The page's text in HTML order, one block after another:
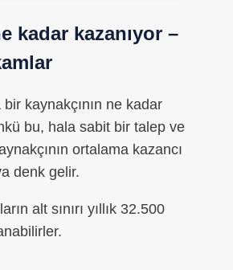
kadar kazanıyor –
kaynakçının ne kadar
bu, hala sabit bir talep ve
ortalama kazancı
denk gelir.
alt sınırı yıllık 32.500